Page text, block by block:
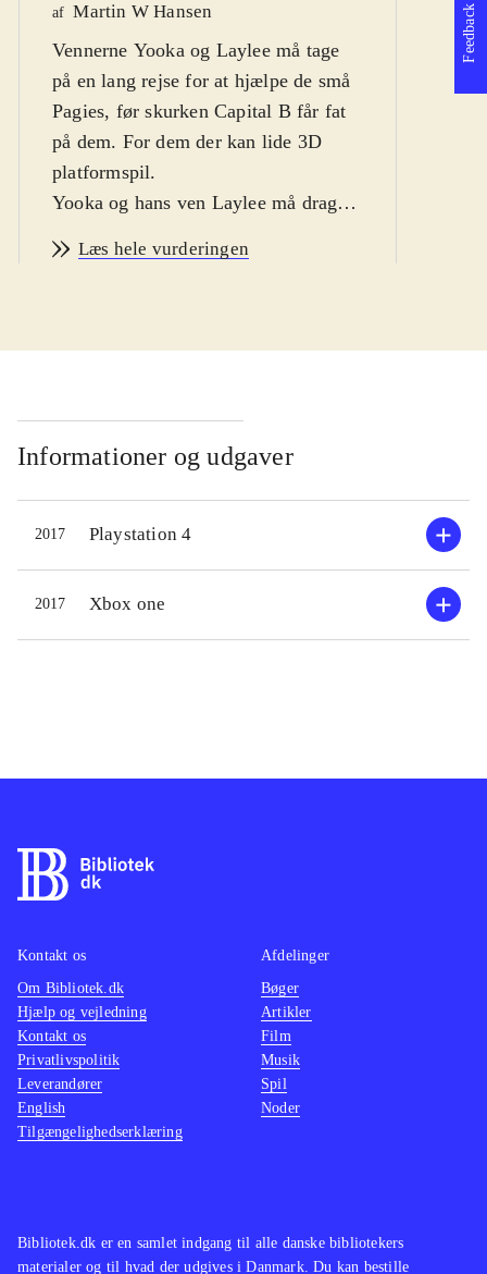
af Martin W Hansen
Vennerne Yooka og Laylee må tage
på en lang rejse for at hjælpe de små
Pagies, før skurken Capital B får fat
på dem. For dem der kan lide 3D
platformspil.
Yooka og hans ven Laylee må drage
fra de Grand Tomes som gemmer
håndlanger Dr. Quack også er på jagt
det samme hold som lavede det
klassiske Banjo-Kazooie (1998) og
andre titler i samme genre til
Nintendo 64-maskinen. Dette er et
3D platformspil som ofte giver
indforståede nik til dets forgængere
og klassikere som "Mario 64" og
ting man samler desto mere af spillet
Spillet er et særdeles flot forsøg på at
modernisere den klassiske 3D
platformer, og langt hen ad vejen er
ører. Enkelte gange er
kameravinklerne irriterende (hvilket
ikke er godt i et platformspil), og
figurernes stemmer kan gå de fleste
voksne på nerverne, men alt kan
tilgives hvis man giver sig hen til
spillets farverige univers. PEGI siger
finmotorik som spillet kræver af sin
Læs hele vurderingen
af
Informationer og udgaver
2017 Playstation 4
2017 Xbox one
Feedback
Bibliotek.dk er en samlet indgang til alle danske bibliotekers
materialer og til hvad der udgives i Danmark. Du kan bestille
Kontakt os
Om Bibliotek.dk
Hjælp og vejledning
Kontakt os
Privatlivspolitik
Leverandører
English
Tilgængelighedserklæring
Afdelinger
Bøger
Artikler
Film
Musik
Spil
Noder